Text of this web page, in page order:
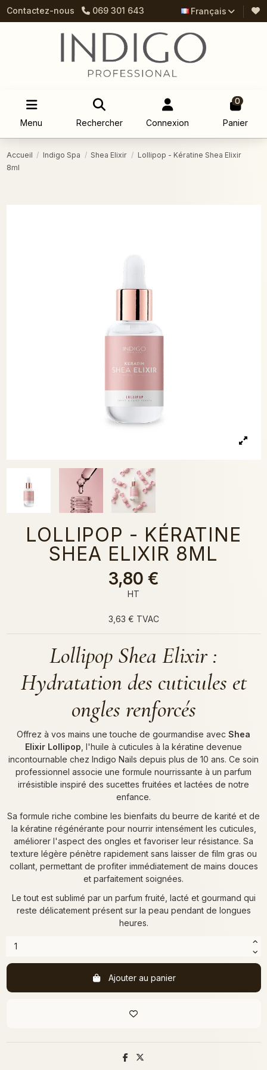
Contactez-nous 069 301 643 Français
Menu Rechercher Connexion
0
Panier
Accueil Indigo Spa Shea Elixir
Lollipop - Kératine Shea Elixir
8ml
LOLLIPOP - KÉRATINE
SHEA ELIXIR 8ML
3,80 €
HT
3,63 € TVAC
Lollipop Shea Elixir :
Hydratation des cuticules et
ongles renforcés
Offrez à vos mains une touche de gourmandise avec Shea
Elixir Lollipop , l'huile à cuticules à la kératine devenue
incontournable chez Indigo Nails depuis plus de 10 ans. Ce soin
professionnel associe une formule nourrissante à un parfum
irrésistible inspiré des sucettes fruitées et lactées de notre
enfance.
Sa formule riche combine les bienfaits du beurre de karité et de
la kératine régénérante pour nourrir intensément les cuticules,
améliorer l'aspect des ongles et favoriser leur résistance. Sa
texture légère pénètre rapidement sans laisser de film gras ou
collant, permettant de profiter immédiatement de mains douces
et parfaitement soignées.
Le tout est sublimé par un parfum fruité, lacté et gourmand qui
reste délicatement présent sur la peau pendant de longues
heures.
Ajouter au panier